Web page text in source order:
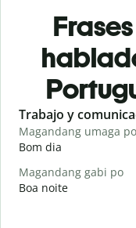
Slide 1 of 6
Trabajo y
Magandang umaga po
Bom dia
Magandang gabi po
Boa noite